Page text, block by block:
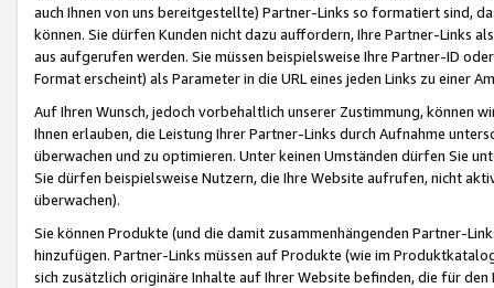
auch Ihnen von uns bereitgestellte) Partner-Links so formatiert sind,
können. Sie dürfen Kunden nicht dazu auffordern, Ihre Partner-Links
aus aufgerufen werden. Sie müssen beispielsweise Ihre Partner-ID
Format erscheint) als Parameter in die URL eines jeden Links zu einer
Auf Ihren Wunsch, jedoch vorbehaltlich unserer Zustimmung, können
Ihnen erlauben, die Leistung Ihrer Partner-Links durch Aufnahme
überwachen und zu optimieren. Unter keinen Umständen dürfen Sie
Sie dürfen beispielsweise Nutzern, die Ihre Website aufrufen, nicht
überwachen).
Sie können Produkte (und die damit zusammenhängenden Partner-
hinzufügen. Partner-Links müssen auf Produkte (wie im
sich zusätzlich originäre Inhalte auf Ihrer Website befinden, die für